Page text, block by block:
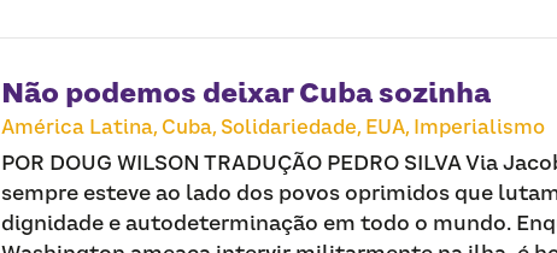
Não podemos deixar Cuba sozinha
América Latina, Cuba, Solidariedade, EUA, Imperialismo
POR DOUG WILSON TRADUÇÃO PEDRO SILVA Via
sempre esteve ao lado dos povos oprimidos que
dignidade e autodeterminação em todo o mundo.